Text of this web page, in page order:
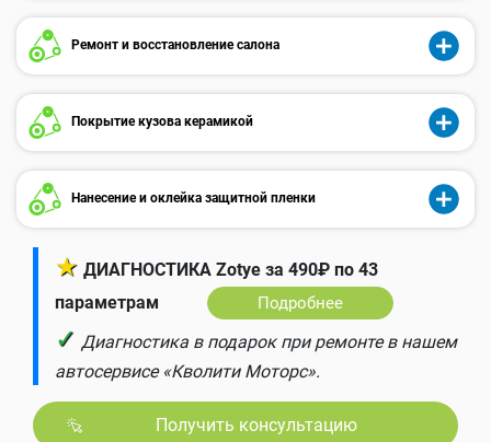
Ремонт и восстановление салона
Покрытие кузова керамикой
Нанесение и оклейка защитной пленки
★ ДИАГНОСТИКА Zotye за 490₽ по 43
параметрам
Подробнее
✓ Диагностика в подарок при ремонте в нашем
автосервисе «Кволити Моторс».
Получить консультацию